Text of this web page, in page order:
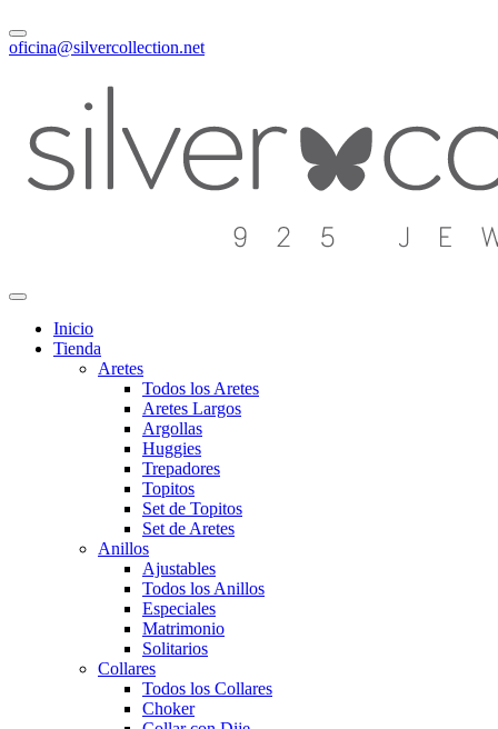
oficina@silvercollection.net
Inicio
Tienda
Aretes
Todos los Aretes
Aretes Largos
Argollas
Huggies
Trepadores
Topitos
Set de Topitos
Set de Aretes
Anillos
Ajustables
Todos los Anillos
Especiales
Matrimonio
Solitarios
Collares
Todos los Collares
Choker